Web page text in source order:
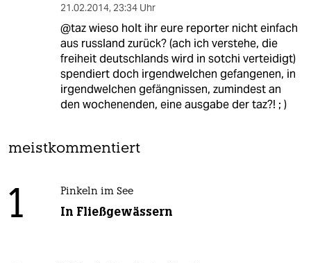
21.02.2014, 23:34 Uhr
@taz wieso holt ihr eure reporter nicht einfach
aus russland zurück? (ach ich verstehe, die
freiheit deutschlands wird in sotchi verteidigt)
spendiert doch irgendwelchen gefangenen, in
irgendwelchen gefängnissen, zumindest an
den wochenenden, eine ausgabe der taz?! ; )
meistkommentiert
1 Pinkeln im See
In Fließgewässern